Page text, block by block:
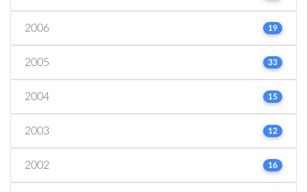
2006 19
2005 33
2004 15
2003 12
2002 16